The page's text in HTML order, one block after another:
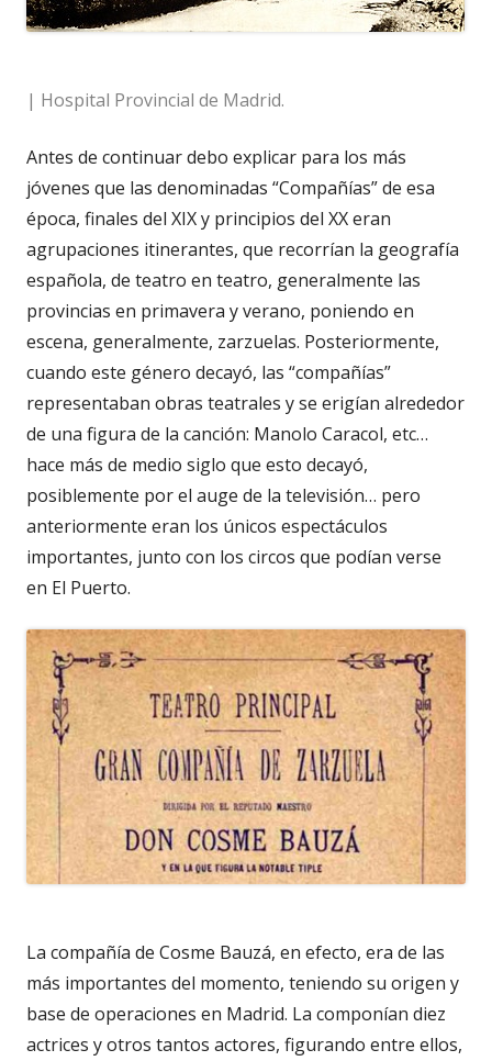
| Hospital Provincial de Madrid.
Antes de continuar debo explicar para los más
jóvenes que las denominadas “Compañías” de esa
época, finales del XIX y principios del XX eran
agrupaciones itinerantes, que recorrían la geografía
española, de teatro en teatro, generalmente las
provincias en primavera y verano, poniendo en
escena, generalmente, zarzuelas. Posteriormente,
cuando este género decayó, las “compañías”
representaban obras teatrales y se erigían alrededor
de una figura de la canción: Manolo Caracol, etc…
hace más de medio siglo que esto decayó,
posiblemente por el auge de la televisión… pero
anteriormente eran los únicos espectáculos
importantes, junto con los circos que podían verse
en El Puerto.
La compañía de Cosme Bauzá, en efecto, era de las
más importantes del momento, teniendo su origen y
base de operaciones en Madrid. La componían diez
actrices y otros tantos actores, figurando entre ellos,